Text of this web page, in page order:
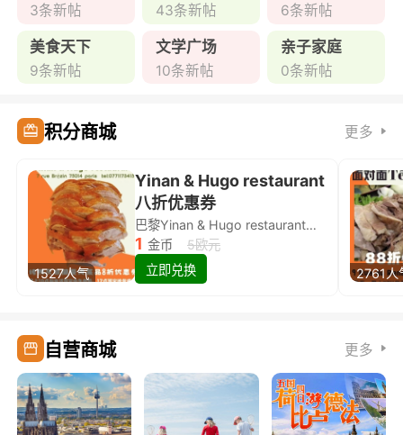
3条新帖 43条新帖 6条新帖
美食天下
9条新帖
文学广场
10条新帖
亲子家庭
0条新帖
积分商城 更多
1527人气
Yinan & Hugo restaurant
八折优惠券
巴黎Yinan & Hugo restaurant除简餐类全场8折
1 金币
5欧元
立即兑换
2761人
自营商城 更多